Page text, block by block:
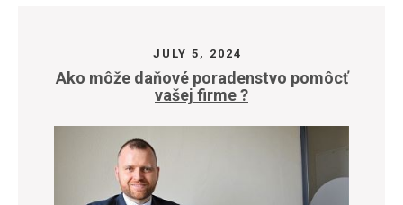
JULY 5, 2024
Ako môže daňové poradenstvo pomôcť
vašej firme ?